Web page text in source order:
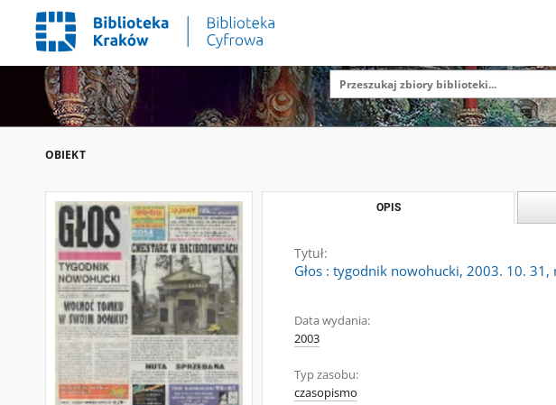
OBIEKT
OPIS
Tytuł:
Głos : tygodnik nowohucki, 2003. 10. 31,
Data wydania:
2003
Typ zasobu:
czasopismo